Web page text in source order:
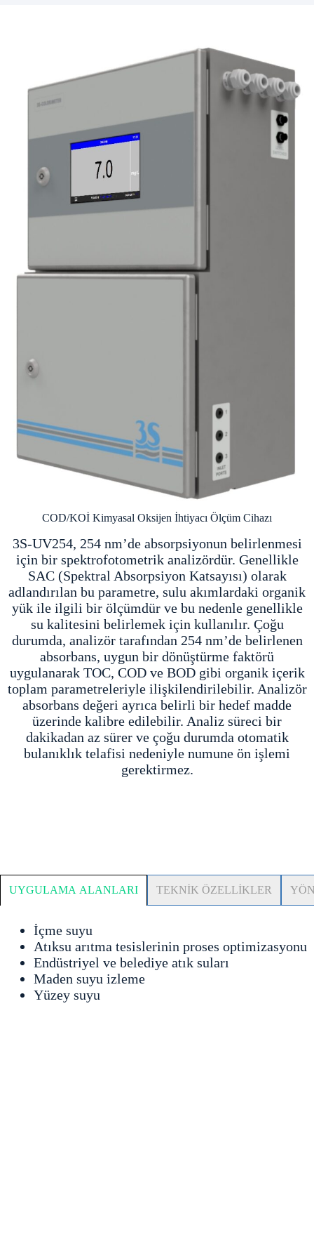
COD/KOİ Kimyasal Oksijen İhtiyacı Ölçüm Cihazı
3S-UV254, 254 nm’de absorpsiyonun belirlenmesi
için bir spektrofotometrik analizördür. Genellikle
SAC (Spektral Absorpsiyon Katsayısı) olarak
adlandırılan bu parametre, sulu akımlardaki organik
yük ile ilgili bir ölçümdür ve bu nedenle genellikle
su kalitesini belirlemek için kullanılır. Çoğu
durumda, analizör tarafından 254 nm’de belirlenen
absorbans, uygun bir dönüştürme faktörü
uygulanarak TOC, COD ve BOD gibi organik içerik
toplam parametreleriyle ilişkilendirilebilir. Analizör
absorbans değeri ayrıca belirli bir hedef madde
üzerinde kalibre edilebilir. Analiz süreci bir
dakikadan az sürer ve çoğu durumda otomatik
bulanıklık telafisi nedeniyle numune ön işlemi
gerektirmez.
UYGULAMA ALANLARI TEKNİK ÖZELLİKLER
İçme suyu
Atıksu arıtma tesislerinin proses optimizasyonu
Endüstriyel ve belediye atık suları
Maden suyu izleme
Yüzey suyu